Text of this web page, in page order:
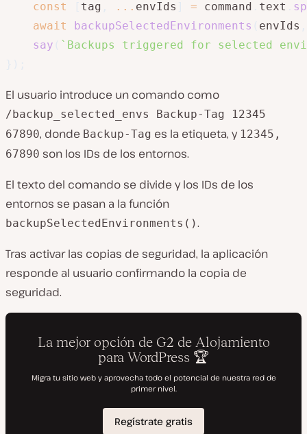
const tag ... envIds = command text
await
backupSelectedEnvironments envIds
say
` Backups triggered for selected
El usuario introduce un comando como
/backup_selected_envs Backup-Tag 12345
67890, donde Backup-Tag es la etiqueta, y 12345,
67890 son los IDs de los entornos.
El texto del comando se divide y los IDs de los
entornos se pasan a la función
backupSelectedEnvironments().
Tras activar las copias de seguridad, la aplicación
responde al usuario confirmando la copia de
seguridad.